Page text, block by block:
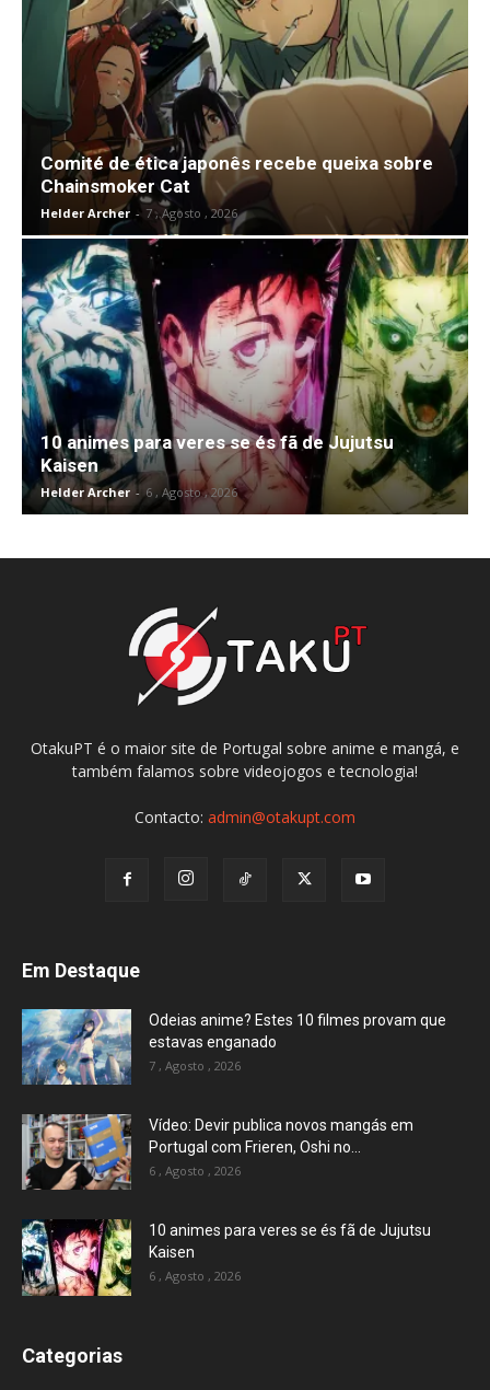
Comité de ética japonês recebe queixa sobre
Chainsmoker Cat
Helder Archer - 7 , Agosto , 2026
10 animes para veres se és fã de Jujutsu
Kaisen
Helder Archer - 6 , Agosto , 2026
OtakuPT é o maior site de Portugal sobre anime e mangá, e
também falamos sobre videojogos e tecnologia!
Contacto: admin@otakupt.com
Em Destaque
Odeias anime? Estes 10 filmes provam que
estavas enganado
7 , Agosto , 2026
Vídeo: Devir publica novos mangás em
Portugal com Frieren, Oshi no...
6 , Agosto , 2026
10 animes para veres se és fã de Jujutsu
Kaisen
6 , Agosto , 2026
Categorias